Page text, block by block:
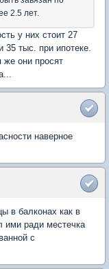
2.5 лет.
у них стоит 27
35 тыс. при ипотеке.
же они просят
наверное
в балконах как в
ими ради местечка
с